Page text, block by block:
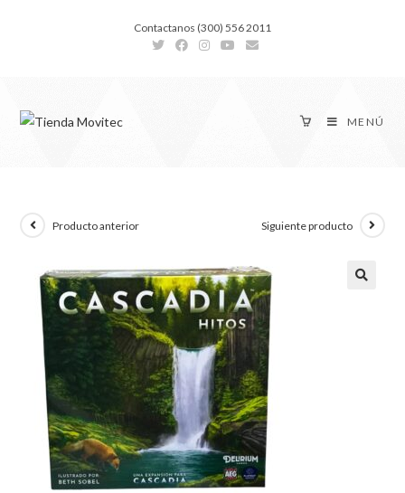
Contactanos (300) 556 2011
MENÚ
Producto anterior Siguiente producto